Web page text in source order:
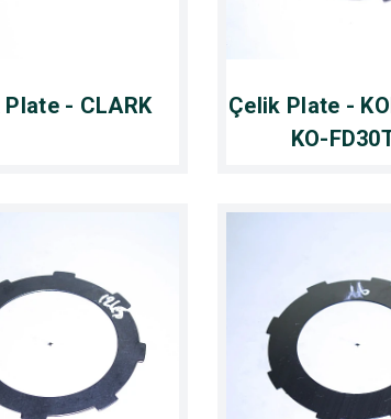
Plate - CLARK
Çelik Plate -
KO-